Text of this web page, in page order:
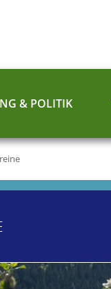
& POLITIK